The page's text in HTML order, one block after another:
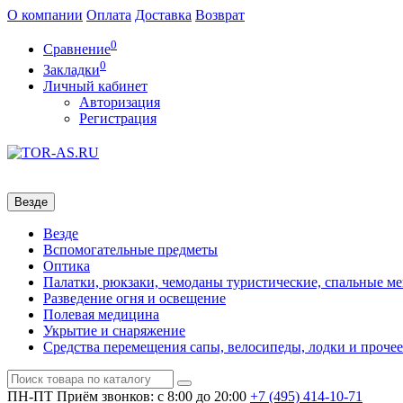
О компании Оплата Доставка Возврат
Сравнение0
Закладки0
Личный кабинет
Авторизация
Регистрация
Везде
Везде
Вспомогательные предметы
Оптика
Палатки, рюкзаки, чемоданы туристические, спальные
Разведение огня и освещение
Полевая медицина
Укрытие и снаряжение
Средства перемещения сапы, велосипеды, лодки и прочее
ПН-ПТ Приём звонков: с 8:00 до 20:00 +7 (495) 414-10-71